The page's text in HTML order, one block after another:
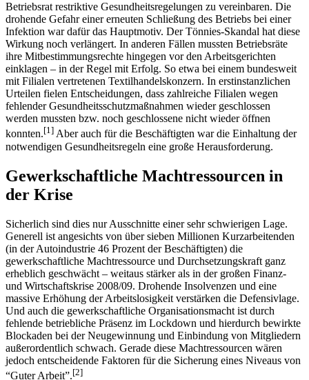
Betriebsrat restriktive Gesundheitsregelungen zu vereinbaren. Die
drohende Gefahr einer erneuten Schließung des Betriebs bei einer
Infektion war dafür das Hauptmotiv. Der Tönnies-Skandal hat diese
Wirkung noch verlängert. In anderen Fällen mussten Betriebsräte
ihre Mitbestimmungsrechte hingegen vor den Arbeitsgerichten
einklagen – in der Regel mit Erfolg. So etwa bei einem bundesweit
mit Filialen vertretenen Textilhandelskonzern. In erstinstanzlichen
Urteilen fielen Entscheidungen, dass zahlreiche Filialen wegen
fehlender Gesundheitsschutzmaßnahmen wieder geschlossen
werden mussten bzw. noch geschlossene nicht wieder öffnen
konnten.[1] Aber auch für die Beschäftigten war die Einhaltung der
notwendigen Gesundheitsregeln eine große Herausforderung.
Gewerkschaftliche Machtressourcen in
der Krise
Sicherlich sind dies nur Ausschnitte einer sehr schwierigen Lage.
Generell ist angesichts von über sieben Millionen Kurzarbeitenden
(in der Autoindustrie 46 Prozent der Beschäftigten) die
gewerkschaftliche Machtressource und Durchsetzungskraft ganz
erheblich geschwächt – weitaus stärker als in der großen Finanz-
und Wirtschaftskrise 2008/09. Drohende Insolvenzen und eine
massive Erhöhung der Arbeitslosigkeit verstärken die Defensivlage.
Und auch die gewerkschaftliche Organisationsmacht ist durch
fehlende betriebliche Präsenz im Lockdown und hierdurch bewirkte
Blockaden bei der Neugewinnung und Einbindung von Mitgliedern
außerordentlich schwach. Gerade diese Machtressourcen wären
jedoch entscheidende Faktoren für die Sicherung eines Niveaus von
“Guter Arbeit”.[2]